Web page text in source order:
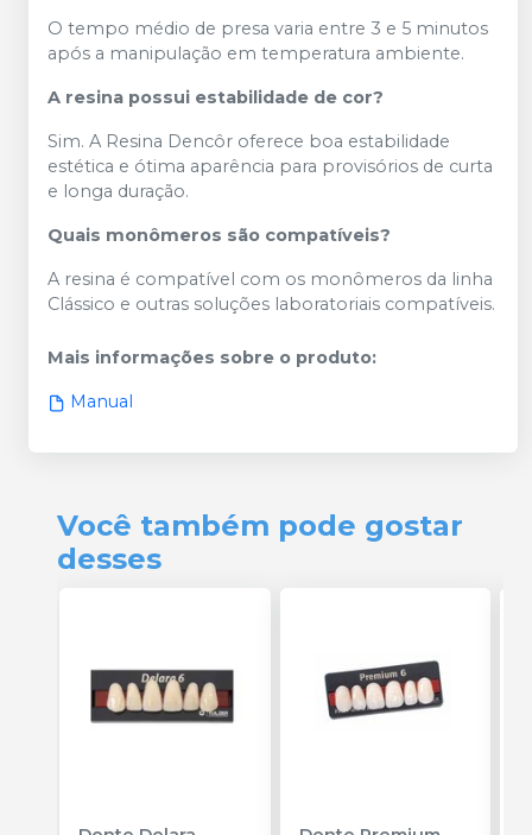
O tempo médio de presa varia entre 3 e 5 minutos
após a manipulação em temperatura ambiente.
A resina possui estabilidade de cor?
Sim. A Resina Dencôr oferece boa estabilidade
estética e ótima aparência para provisórios de curta
e longa duração.
Quais monômeros são compatíveis?
A resina é compatível com os monômeros da linha
Clássico e outras soluções laboratoriais compatíveis.
Mais informações sobre o produto:
Manual
Você também pode gostar
desses